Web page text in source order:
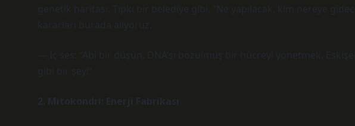
genetik haritası. Tıpkı bir belediye gibi, “Ne yapılacak, kim nereye
kararları burada alıyoruz.
— İç ses: “Abi bir düşün, DNA’sı bozulmuş bir hücreyi yönetmek,
gibi bir şey!”
2. Mitokondri: Enerji Fabrikası